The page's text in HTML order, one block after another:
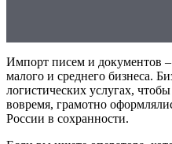
Импорт писем и документов –
малого и среднего бизнеса.
логистических услугах,
вовремя, грамотно
России в сохранности.